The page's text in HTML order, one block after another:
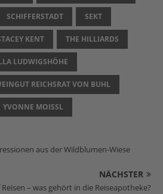
SCHIFFERSTADT SEKT
KENT THE HILLIARDS
LUDWIGSHÖHE
REICHSRAT VON BUHL
YVONNE MOISSL
aus der Wildblumen-Wiese
NÄCHSTER
– was gehört in die Reiseapotheke?